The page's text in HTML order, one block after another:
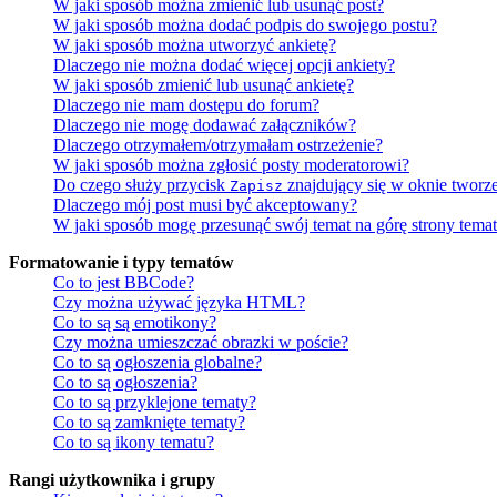
W jaki sposób można zmienić lub usunąć post?
W jaki sposób można dodać podpis do swojego postu?
W jaki sposób można utworzyć ankietę?
Dlaczego nie można dodać więcej opcji ankiety?
W jaki sposób zmienić lub usunąć ankietę?
Dlaczego nie mam dostępu do forum?
Dlaczego nie mogę dodawać załączników?
Dlaczego otrzymałem/otrzymałam ostrzeżenie?
W jaki sposób można zgłosić posty moderatorowi?
Do czego służy przycisk Zapisz znajdujący się w oknie
Dlaczego mój post musi być akceptowany?
W jaki sposób mogę przesunąć swój temat na górę strony
Formatowanie i typy tematów
Co to jest BBCode?
Czy można używać języka HTML?
Co to są są emotikony?
Czy można umieszczać obrazki w poście?
Co to są ogłoszenia globalne?
Co to są ogłoszenia?
Co to są przyklejone tematy?
Co to są zamknięte tematy?
Co to są ikony tematu?
Rangi użytkownika i grupy